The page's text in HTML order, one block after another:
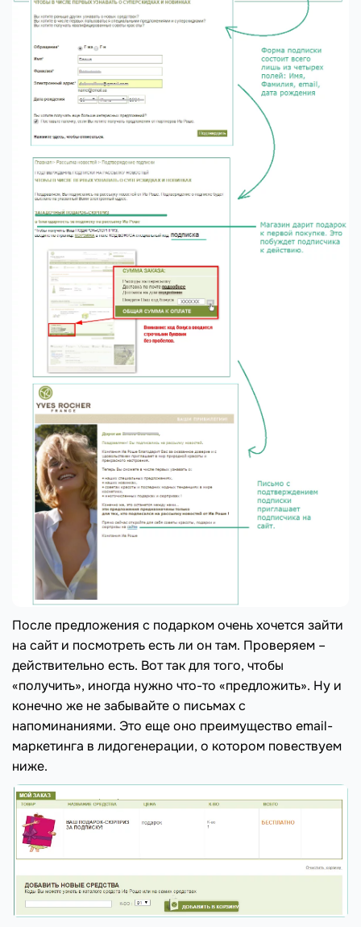
После предложения с подарком очень хочется зайти
на сайт и посмотреть есть ли он там. Проверяем –
действительно есть. Вот так для того, чтобы
«получить», иногда нужно что-то «предложить». Ну и
конечно же не забывайте о письмах с
напоминаниями. Это еще оно преимущество email-
маркетинга в лидогенерации, о котором повествуем
ниже.